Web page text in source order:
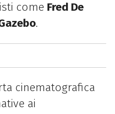
come Fred De
.
cinematografica
ai